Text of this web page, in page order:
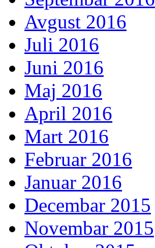
Avgust 2016
Juli 2016
Juni 2016
Maj 2016
April 2016
Mart 2016
Februar 2016
Januar 2016
Decembar 2015
Novembar 2015